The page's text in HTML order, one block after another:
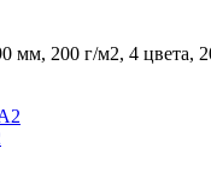
мм, 200 г/м2, 4 цвета,